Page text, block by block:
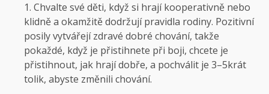
Chvalte své děti, když si hrají kooperativně nebo
klidně a okamžitě dodržují pravidla rodiny. Pozitivní
posily vytvářejí zdravé dobré chování, takže
pokaždé, když je přistihnete při boji, chcete je
přistihnout, jak hrají dobře, a pochválit je 3–5krát
tolik, abyste změnili chování.